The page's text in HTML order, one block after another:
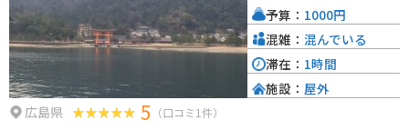
広島県 5 （口コミ1件）
予算： 1000円
混雑： 混んでいる
滞在： 1時間
施設： 屋外